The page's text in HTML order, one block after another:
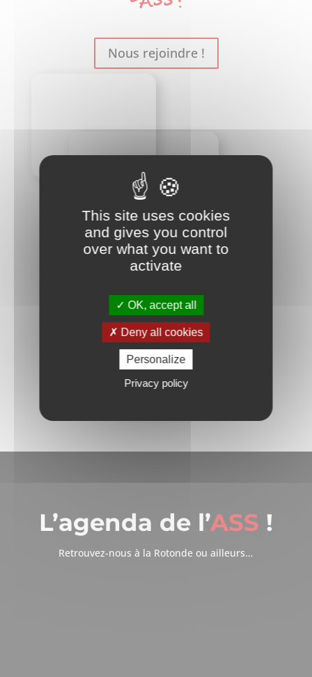
Nous rejoindre !
L’agenda de l’ASS !
Retrouvez-nous à la Rotonde ou ailleurs…
This site uses cookies
and gives you control
over what you want to
activate
OK, accept all
Deny all cookies
Personalize
Privacy policy